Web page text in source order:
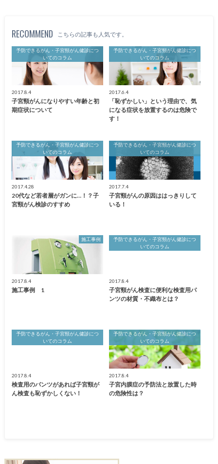
RECOMMEND こちらの記事も人気です。
予防できるがん・子宮頸がん健診につ
いてのコラム
2017.8.4
子宮頸がんになりやすい年齢と初
期症状について
予防できるがん・子宮頸がん健診につ
いてのコラム
2017.6.4
「恥ずかしい」という理由で、気
になる症状を放置するのは危険で
す！
予防できるがん・子宮頸がん健診につ
いてのコラム
2017.4.28
20代など若者層がガンに…！？子
宮頸がん検診のすすめ
予防できるがん・子宮頸がん健診につ
いてのコラム
2017.7.4
子宮頸がんの原因ははっきりして
いる！
施工事例
2017.8.4
施工事例 1
予防できるがん・子宮頸がん健診につ
いてのコラム
2017.8.4
子宮頸がん検査に便利な検査用パ
ンツの材質・不織布とは？
予防できるがん・子宮頸がん健診につ
いてのコラム
2017.8.4
検査用のパンツがあれば子宮頸が
ん検査も恥ずかしくない！
予防できるがん・子宮頸がん健診につ
いてのコラム
2017.8.4
子宮内膜症の予防法と放置した時
の危険性は？